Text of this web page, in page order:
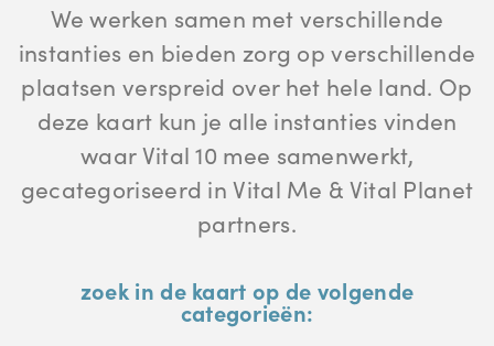
We werken samen met verschillende
instanties en bieden zorg op verschillende
plaatsen verspreid over het hele land. Op
deze kaart kun je alle instanties vinden
waar Vital 10 mee samenwerkt,
gecategoriseerd in Vital Me & Vital Planet
partners.
zoek in de kaart op de volgende
categorieën: